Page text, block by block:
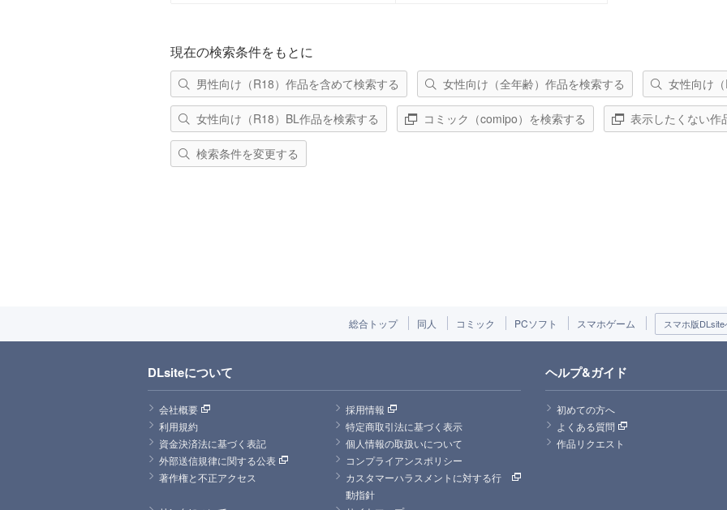
現在の検索条件をもとに
男性向け（R18）作品を含めて検索する 女性向け（全年齢）作品を検索する 女性向け
女性向け（R18）BL作品を検索する コミック（comipo）を検索する 表示したくない作
検索条件を変更する
総合トップ 同人 コミック PCソフト スマホゲーム スマホ版DLsite
DLsiteについて
会社概要
採用情報
利用規約
特定商取引法に基づく表示
資金決済法に基づく表記
個人情報の取扱いについて
外部送信規律に関する公表
コンプライアンスポリシー
著作権と不正アクセス
カスタマーハラスメントに対する行
動指針
ヘルプ&ガイド
初めての方へ
よくある質問
作品リクエスト